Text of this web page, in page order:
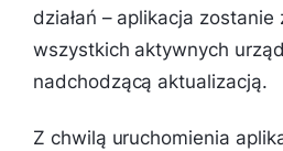
działań – aplikacja
wszystkich aktywnych
nadchodzącą aktualizacją.
Z chwilą uruchomienia